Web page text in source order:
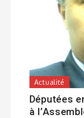
Actualité
Députées
à